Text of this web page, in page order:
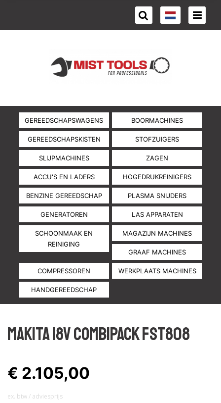
GEREEDSCHAPSWAGENS BOORMACHINES
GEREEDSCHAPSKISTEN STOFZUIGERS
SLIJPMACHINES ZAGEN
ACCU'S EN LADERS HOGEDRUKREINIGERS
BENZINE GEREEDSCHAP PLASMA SNIJDERS
GENERATOREN LAS APPARATEN
SCHOONMAAK EN
REINIGING
MAGAZIJN MACHINES
GRAAF MACHINES
COMPRESSOREN WERKPLAATS MACHINES
HANDGEREEDSCHAP
MAKITA 18V COMBIPACK FST808
€ 2.105,00
ex. btw / adviesprijs